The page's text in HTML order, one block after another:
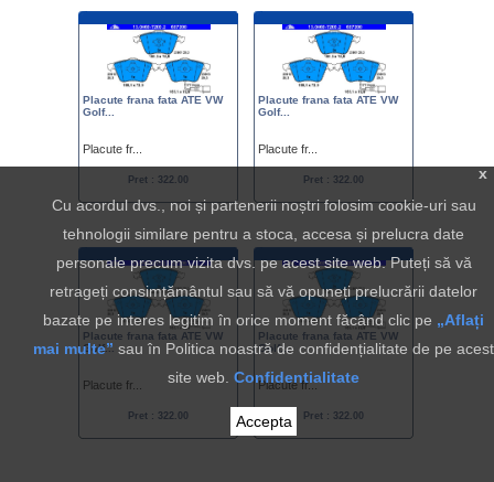
Placute frana fata ATE VW
Golf...
Placute fr...
Pret : 322.00
Placute frana fata ATE VW
Golf...
Placute fr...
Pret : 322.00
Placute frana fata ATE VW
Golf...
Placute fr...
Pret : 322.00
Placute frana fata ATE VW
Golf...
Placute fr...
Pret : 322.00
x
Cu acordul dvs., noi și partenerii noștri folosim cookie-uri sau
tehnologii similare pentru a stoca, accesa și prelucra date
personale precum vizita dvs. pe acest site web. Puteți să vă
retrageți consimțământul sau să vă opuneți prelucrării datelor
bazate pe interes legitim în orice moment făcând clic pe „Aflați
mai multe” sau în Politica noastră de confidențialitate de pe acest
site web. Confidentialitate
Accepta